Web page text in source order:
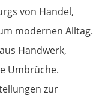
von Handel,
modernen Alltag.
Handwerk,
Umbrüche.
zur